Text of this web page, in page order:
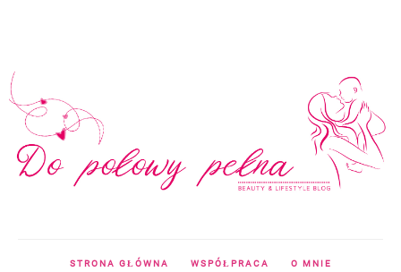
STRONA GŁÓWNA WSPÓŁPRACA O MNIE